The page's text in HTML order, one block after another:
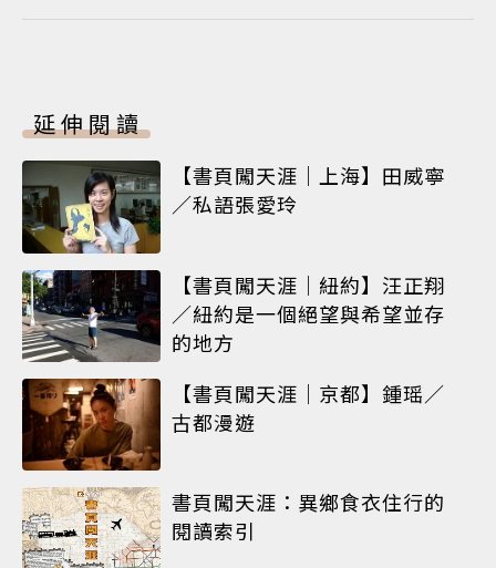
延伸閱讀
【書頁闖天涯｜上海】田威寧
／私語張愛玲
【書頁闖天涯｜紐約】汪正翔
／紐約是一個絕望與希望並存
的地方
【書頁闖天涯｜京都】鍾瑶／
古都漫遊
書頁闖天涯：異鄉食衣住行的
閱讀索引